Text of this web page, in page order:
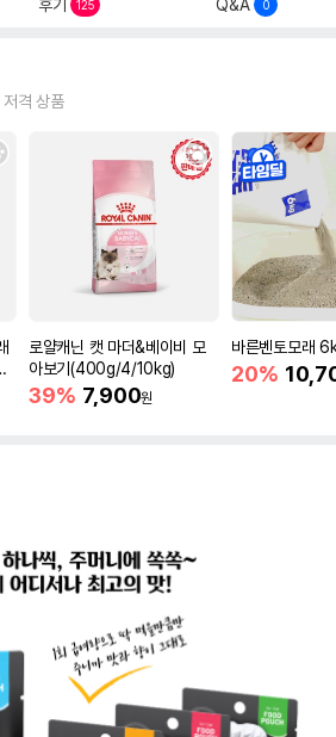
후기 125 Q&A 0
격 상품
로얄캐닌 캣 마더&베이비 모
아보기(400g/4/10kg)
39% 7,900원
바른벤토모래
20%